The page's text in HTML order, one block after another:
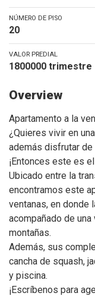
NÚMERO DE PISO
20
VALOR PREDIAL
1800000 trimestre
Overview
Apartamento a la
¿Quieres vivir en
además disfrutar
¡Entonces este es
Ubicado entre la
encontramos este
ventanas, en donde
acompañado de
montañas.
Además, sus
cancha de squash,
y piscina.
¡Escríbenos para